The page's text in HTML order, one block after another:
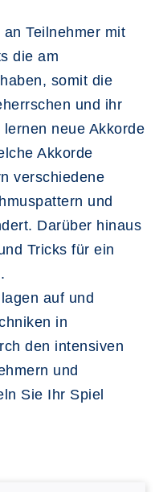
Teilnehmer mit
die am
somit die
und ihr
neue Akkorde
Akkorde
verschiedene
und
Darüber hinaus
Tricks für ein
auf und
in
den intensiven
und
Sie Ihr Spiel